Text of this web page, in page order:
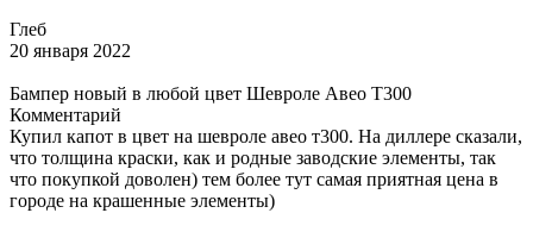
Глеб
20 января 2022
Бампер новый в любой цвет Шевроле Авео Т300
Комментарий
Купил капот в цвет на шевроле авео т300. На диллере сказали,
что толщина краски, как и родные заводские элементы, так
что покупкой доволен) тем более тут самая приятная цена в
городе на крашенные элементы)